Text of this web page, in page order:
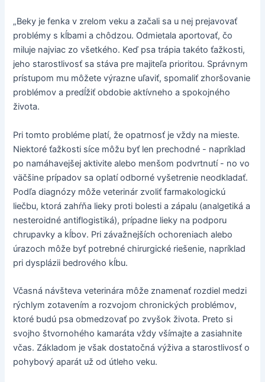
„Beky je fenka v zrelom veku a začali sa u nej prejavovať
problémy s kĺbami a chôdzou. Odmietala aportovať, čo
miluje najviac zo všetkého. Keď psa trápia takéto ťažkosti,
jeho starostlivosť sa stáva pre majiteľa prioritou. Správnym
prístupom mu môžete výrazne uľaviť, spomaliť zhoršovanie
problémov a predĺžiť obdobie aktívneho a spokojného
života.
Pri tomto probléme platí, že opatrnosť je vždy na mieste.
Niektoré ťažkosti síce môžu byť len prechodné - napríklad
po namáhavejšej aktivite alebo menšom podvrtnutí - no vo
väčšine prípadov sa oplatí odborné vyšetrenie neodkladať.
Podľa diagnózy môže veterinár zvoliť farmakologickú
liečbu, ktorá zahŕňa lieky proti bolesti a zápalu (analgetiká a
nesteroidné antiflogistiká), prípadne lieky na podporu
chrupavky a kĺbov. Pri závažnejších ochoreniach alebo
úrazoch môže byť potrebné chirurgické riešenie, napríklad
pri dysplázii bedrového kĺbu.
Včasná návšteva veterinára môže znamenať rozdiel medzi
rýchlym zotavením a rozvojom chronických problémov,
ktoré budú psa obmedzovať po zvyšok života. Preto si
svojho štvornohého kamaráta vždy všímajte a zasiahnite
včas. Základom je však dostatočná výživa a starostlivosť o
pohybový aparát už od útleho veku.